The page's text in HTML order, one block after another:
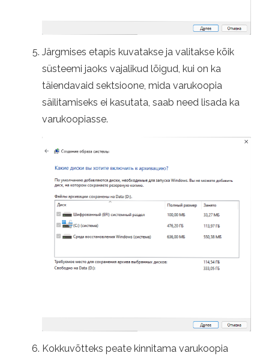
Järgmises etapis kuvatakse ja valitakse kõik
süsteemi jaoks vajalikud lõigud, kui on ka
täiendavaid sektsioone, mida varukoopia
säilitamiseks ei kasutata, saab need lisada ka
varukoopiasse.
Kokkuvõtteks peate kinnitama varukoopia